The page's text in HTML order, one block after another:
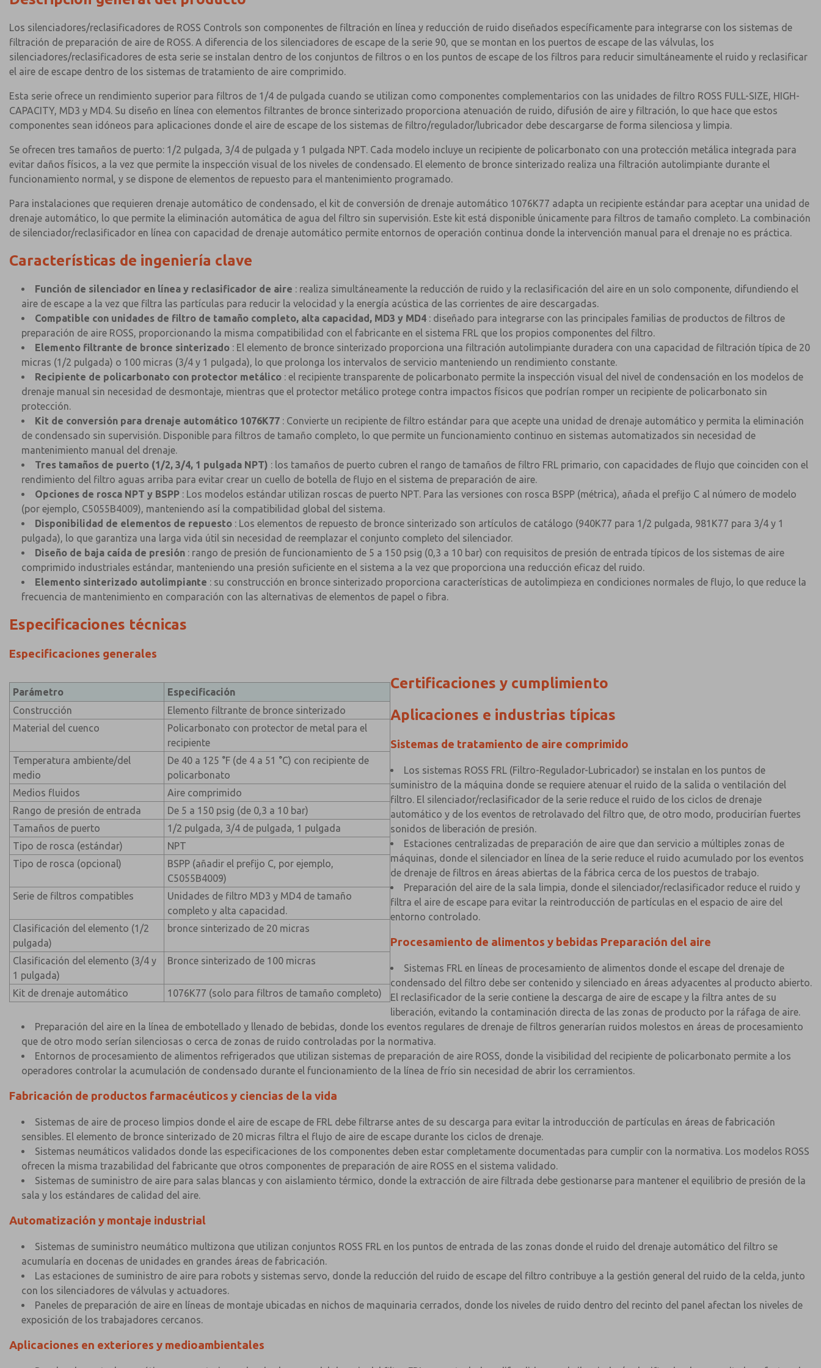
Los silenciadores/reclasificadores de ROSS Controls son componentes de filtración en línea y reducción de ruido diseñados específicamente para integrarse con los sistemas de
filtración de preparación de aire de ROSS. A diferencia de los silenciadores de escape de la serie 90, que se montan en los puertos de escape de las válvulas, los
silenciadores/reclasificadores de esta serie se instalan dentro de los conjuntos de filtros o en los puntos de escape de los filtros para reducir simultáneamente el ruido y reclasificar
el aire de escape dentro de los sistemas de tratamiento de aire comprimido.
Esta serie ofrece un rendimiento superior para filtros de 1/4 de pulgada cuando se utilizan como componentes complementarios con las unidades de filtro ROSS FULL-SIZE, HIGH-
CAPACITY, MD3 y MD4. Su diseño en línea con elementos filtrantes de bronce sinterizado proporciona atenuación de ruido, difusión de aire y filtración, lo que hace que estos
componentes sean idóneos para aplicaciones donde el aire de escape de los sistemas de filtro/regulador/lubricador debe descargarse de forma silenciosa y limpia.
Se ofrecen tres tamaños de puerto: 1/2 pulgada, 3/4 de pulgada y 1 pulgada NPT. Cada modelo incluye un recipiente de policarbonato con una protección metálica integrada para
evitar daños físicos, a la vez que permite la inspección visual de los niveles de condensado. El elemento de bronce sinterizado realiza una filtración autolimpiante durante el
funcionamiento normal, y se dispone de elementos de repuesto para el mantenimiento programado.
Para instalaciones que requieren drenaje automático de condensado, el kit de conversión de drenaje automático 1076K77 adapta un recipiente estándar para aceptar una unidad de
drenaje automático, lo que permite la eliminación automática de agua del filtro sin supervisión. Este kit está disponible únicamente para filtros de tamaño completo. La combinación
de silenciador/reclasificador en línea con capacidad de drenaje automático permite entornos de operación continua donde la intervención manual para el drenaje no es práctica.
Características de ingeniería clave
Función de silenciador en línea y reclasificador de aire : realiza simultáneamente la reducción de ruido y la reclasificación del aire en un solo componente, difundiendo el
aire de escape a la vez que filtra las partículas para reducir la velocidad y la energía acústica de las corrientes de aire descargadas.
Compatible con unidades de filtro de tamaño completo, alta capacidad, MD3 y MD4 : diseñado para integrarse con las principales familias de productos de filtros de
preparación de aire ROSS, proporcionando la misma compatibilidad con el fabricante en el sistema FRL que los propios componentes del filtro.
Elemento filtrante de bronce sinterizado : El elemento de bronce sinterizado proporciona una filtración autolimpiante duradera con una capacidad de filtración típica de 20
micras (1/2 pulgada) o 100 micras (3/4 y 1 pulgada), lo que prolonga los intervalos de servicio manteniendo un rendimiento constante.
Recipiente de policarbonato con protector metálico : el recipiente transparente de policarbonato permite la inspección visual del nivel de condensación en los modelos de
drenaje manual sin necesidad de desmontaje, mientras que el protector metálico protege contra impactos físicos que podrían romper un recipiente de policarbonato sin
protección.
Kit de conversión para drenaje automático 1076K77 : Convierte un recipiente de filtro estándar para que acepte una unidad de drenaje automático y permita la eliminación
de condensado sin supervisión. Disponible para filtros de tamaño completo, lo que permite un funcionamiento continuo en sistemas automatizados sin necesidad de
mantenimiento manual del drenaje.
Tres tamaños de puerto (1/2, 3/4, 1 pulgada NPT) : los tamaños de puerto cubren el rango de tamaños de filtro FRL primario, con capacidades de flujo que coinciden con el
rendimiento del filtro aguas arriba para evitar crear un cuello de botella de flujo en el sistema de preparación de aire.
Opciones de rosca NPT y BSPP : Los modelos estándar utilizan roscas de puerto NPT. Para las versiones con rosca BSPP (métrica), añada el prefijo C al número de modelo
(por ejemplo, C5055B4009), manteniendo así la compatibilidad global del sistema.
Disponibilidad de elementos de repuesto : Los elementos de repuesto de bronce sinterizado son artículos de catálogo (940K77 para 1/2 pulgada, 981K77 para 3/4 y 1
pulgada), lo que garantiza una larga vida útil sin necesidad de reemplazar el conjunto completo del silenciador.
Diseño de baja caída de presión : rango de presión de funcionamiento de 5 a 150 psig (0,3 a 10 bar) con requisitos de presión de entrada típicos de los sistemas de aire
comprimido industriales estándar, manteniendo una presión suficiente en el sistema a la vez que proporciona una reducción eficaz del ruido.
Elemento sinterizado autolimpiante : su construcción en bronce sinterizado proporciona características de autolimpieza en condiciones normales de flujo, lo que reduce la
frecuencia de mantenimiento en comparación con las alternativas de elementos de papel o fibra.
Especificaciones técnicas
Especificaciones generales
Parámetro
Especificación
Construcción
Elemento filtrante de bronce sinterizado
Material del cuenco
Policarbonato con protector de metal para el
recipiente
Temperatura ambiente/del
medio
De 40 a 125 °F (de 4 a 51 °C) con recipiente de
policarbonato
Medios fluidos
Aire comprimido
Rango de presión de entrada
De 5 a 150 psig (de 0,3 a 10 bar)
Tamaños de puerto
1/2 pulgada, 3/4 de pulgada, 1 pulgada
Tipo de rosca (estándar)
NPT
Tipo de rosca (opcional)
BSPP (añadir el prefijo C, por ejemplo,
C5055B4009)
Serie de filtros compatibles
Unidades de filtro MD3 y MD4 de tamaño
completo y alta capacidad.
Clasificación del elemento (1/2
pulgada)
bronce sinterizado de 20 micras
Clasificación del elemento (3/4 y
1 pulgada)
Bronce sinterizado de 100 micras
Kit de drenaje automático 1076K77 (solo para filtros de tamaño completo)
Certificaciones y cumplimiento
Aplicaciones e industrias típicas
Sistemas de tratamiento de aire comprimido
Los sistemas ROSS FRL (Filtro-Regulador-Lubricador) se instalan en los puntos de
suministro de la máquina donde se requiere atenuar el ruido de la salida o ventilación del
filtro. El silenciador/reclasificador de la serie reduce el ruido de los ciclos de drenaje
automático y de los eventos de retrolavado del filtro que, de otro modo, producirían fuertes
sonidos de liberación de presión.
Estaciones centralizadas de preparación de aire que dan servicio a múltiples zonas de
máquinas, donde el silenciador en línea de la serie reduce el ruido acumulado por los eventos
de drenaje de filtros en áreas abiertas de la fábrica cerca de los puestos de trabajo.
Preparación del aire de la sala limpia, donde el silenciador/reclasificador reduce el ruido y
filtra el aire de escape para evitar la reintroducción de partículas en el espacio de aire del
entorno controlado.
Procesamiento de alimentos y bebidas Preparación del aire
Sistemas FRL en líneas de procesamiento de alimentos donde el escape del drenaje de
condensado del filtro debe ser contenido y silenciado en áreas adyacentes al producto abierto.
El reclasificador de la serie contiene la descarga de aire de escape y la filtra antes de su
liberación, evitando la contaminación directa de las zonas de producto por la ráfaga de aire.
Preparación del aire en la línea de embotellado y llenado de bebidas, donde los eventos regulares de drenaje de filtros generarían ruidos molestos en áreas de procesamiento
que de otro modo serían silenciosas o cerca de zonas de ruido controladas por la normativa.
Entornos de procesamiento de alimentos refrigerados que utilizan sistemas de preparación de aire ROSS, donde la visibilidad del recipiente de policarbonato permite a los
operadores controlar la acumulación de condensado durante el funcionamiento de la línea de frío sin necesidad de abrir los cerramientos.
Fabricación de productos farmacéuticos y ciencias de la vida
Sistemas de aire de proceso limpios donde el aire de escape de FRL debe filtrarse antes de su descarga para evitar la introducción de partículas en áreas de fabricación
sensibles. El elemento de bronce sinterizado de 20 micras filtra el flujo de aire de escape durante los ciclos de drenaje.
Sistemas neumáticos validados donde las especificaciones de los componentes deben estar completamente documentadas para cumplir con la normativa. Los modelos ROSS
ofrecen la misma trazabilidad del fabricante que otros componentes de preparación de aire ROSS en el sistema validado.
Sistemas de suministro de aire para salas blancas y con aislamiento térmico, donde la extracción de aire filtrada debe gestionarse para mantener el equilibrio de presión de la
sala y los estándares de calidad del aire.
Automatización y montaje industrial
Sistemas de suministro neumático multizona que utilizan conjuntos ROSS FRL en los puntos de entrada de las zonas donde el ruido del drenaje automático del filtro se
acumularía en docenas de unidades en grandes áreas de fabricación.
Las estaciones de suministro de aire para robots y sistemas servo, donde la reducción del ruido de escape del filtro contribuye a la gestión general del ruido de la celda, junto
con los silenciadores de válvulas y actuadores.
Paneles de preparación de aire en líneas de montaje ubicadas en nichos de maquinaria cerrados, donde los niveles de ruido dentro del recinto del panel afectan los niveles de
exposición de los trabajadores cercanos.
Aplicaciones en exteriores y medioambientales
×